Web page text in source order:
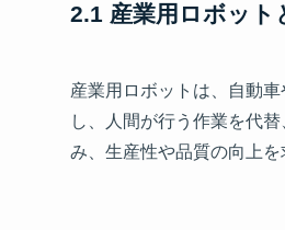
2.1 産業用ロボット
産業用ロボットは、自動
し、人間が行う作業を代
み、生産性や品質の向上を